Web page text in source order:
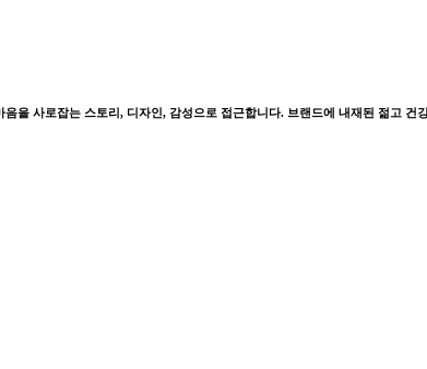
사로잡는 스토리, 디자인, 감성으로 접근합니다. 브랜드에 내재된 젊고 건